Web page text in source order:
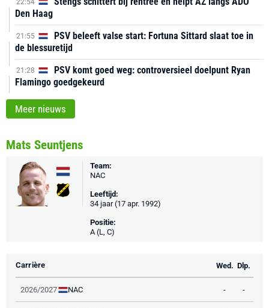
22:54
Den Haag
21:55
PSV beleeft valse start: Fortuna Sittard slaat toe in
de blessuretijd
21:28
PSV komt goed weg: controversieel doelpunt Ryan
Flamingo goedgekeurd
Meer nieuws
Mats Seuntjens
Team:
NAC
Leeftijd:
34 jaar (17 apr. 1992)
Positie:
A (L, C)
Carrière Wed. Dlp.
2026/2027 NAC - -